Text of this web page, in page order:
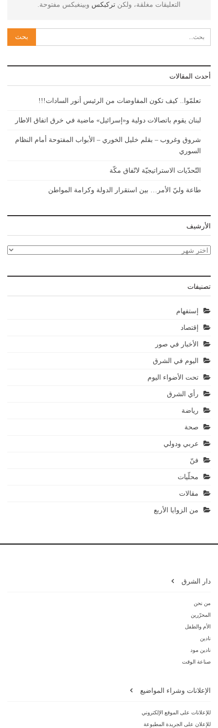
التعليقات مغلقة، ولكن تركبكس وبينغبكس مفتوحة.
أحدث المقالات
تعلمّوا.. كيف تكون المفاوضات من الرئيس أنور السادات!!!
لبنان يقوم باتصالات دولية و«إسرائيل» ماضية في خرق اتفاق الاطار
شروق وغروب – بقلم خليل الخوري – الأبواب المفتوحة أمام النظام
السوري
التّحدّيات الاستراتيجيّة لاتّفاق مكّة
طاعة وليّ الأمر… بين استقرار الدولة وكرامة المواطن
الأرشيف
الأرشيف
تصنيفات
إستفهام
إقتصاد
الأخبار في صور
اليوم في الشرق
تحت الأضواء اليوم
رأي الشرق
رياضة
صحة
عربي ودولي
فنّ
محلّيات
مقالات
من الزوايا الأربع
دار الشرق
من نحن
المحرّرين
الأم والطفل
نادين
نادين مود
صناعة الوقت
الإعلانات وشراء المواضيع
للإعلانات على الموقع الإلكتروني
للإعلان على الجريدة المطبوعة